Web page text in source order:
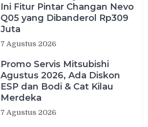
Ini Fitur Pintar Changan Nevo
Q05 yang Dibanderol Rp309
Juta
7 Agustus 2026
Promo Servis Mitsubishi
Agustus 2026, Ada Diskon
ESP dan Bodi & Cat Kilau
Merdeka
7 Agustus 2026